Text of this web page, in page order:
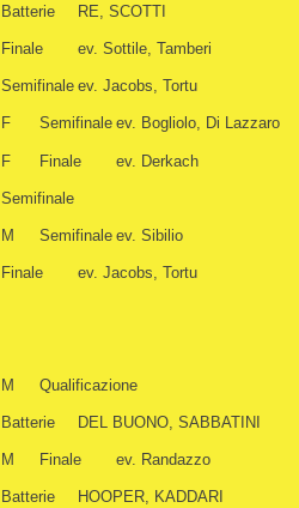
Batterie RE, SCOTTI
Finale ev. Sottile, Tamberi
Semifinale ev. Jacobs, Tortu
F Semifinale ev. Bogliolo, Di Lazzaro
F Finale ev. Derkach
Semifinale
M Semifinale ev. Sibilio
Finale ev. Jacobs, Tortu
M Qualificazione
Batterie DEL BUONO, SABBATINI
M Finale ev. Randazzo
Batterie HOOPER, KADDARI